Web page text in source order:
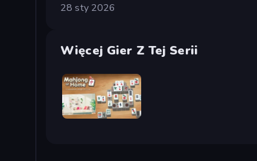
28 sty 2026
Więcej Gier Z Tej Serii
Scandinavian Mahjong